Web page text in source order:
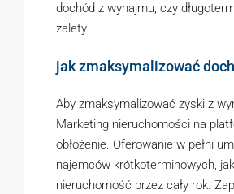
dochód z wynajmu, czy
zalety.
jak zmaksymalizować
Aby zmaksymalizować zyski z
Marketing nieruchomości na
obłożenie. Oferowanie w pełni
najemców krótkoterminowych,
nieruchomość przez cały rok.